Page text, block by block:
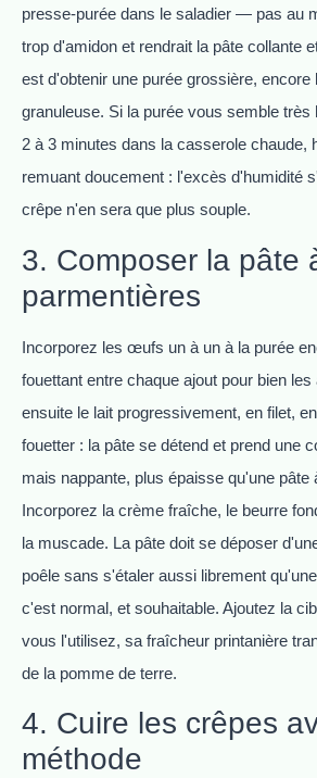
presse-purée dans le saladier — pas au
trop d'amidon et rendrait la pâte collante
est d'obtenir une purée grossière, encore
granuleuse. Si la purée vous semble très
2 à 3 minutes dans la casserole chaude,
remuant doucement : l'excès d'humidité
crêpe n'en sera que plus souple.
3. Composer la pâte
parmentières
Incorporez les œufs un à un à la purée
fouettant entre chaque ajout pour bien
ensuite le lait progressivement, en filet,
fouetter : la pâte se détend et prend une
mais nappante, plus épaisse qu'une pâte
Incorporez la crème fraîche, le beurre
la muscade. La pâte doit se déposer
poêle sans s'étaler aussi librement
c'est normal, et souhaitable. Ajoutez la
vous l'utilisez, sa fraîcheur printanière
de la pomme de terre.
4. Cuire les crêpes
méthode